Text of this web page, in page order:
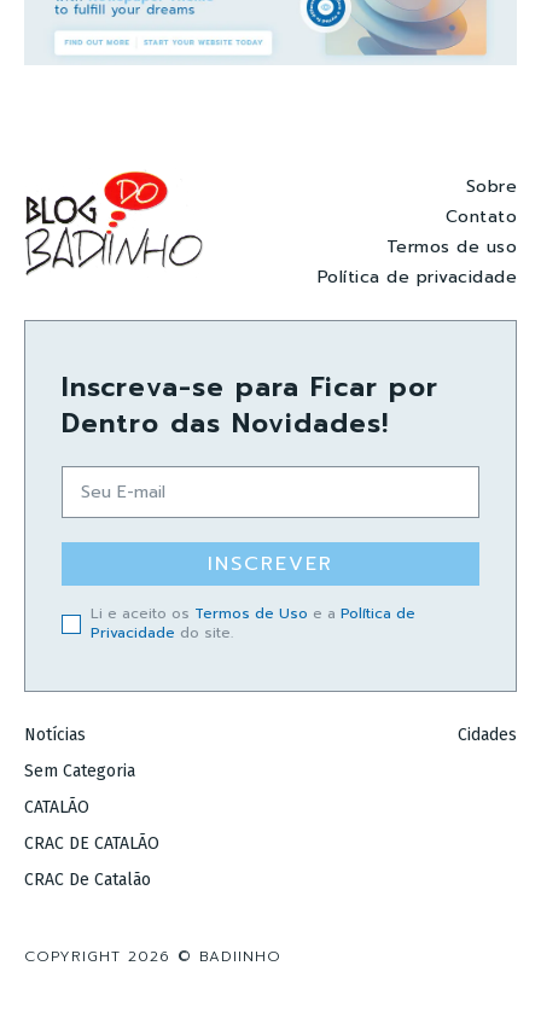
Sobre
Contato
Termos de uso
Política de privacidade
Inscreva-se para Ficar por
Dentro das Novidades!
INSCREVER
Li e aceito os Termos de Uso e a Política de
Privacidade do site.
Notícias
Sem Categoria
CATALÃO
CRAC DE CATALÃO
CRAC De Catalão
Cidades
COPYRIGHT 2026 © BADIINHO